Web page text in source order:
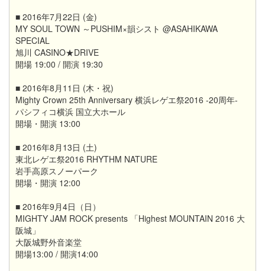
■ 2016年7月22日 (金)
MY SOUL TOWN ～PUSHIM×韻シスト @ASAHIKAWA
SPECIAL
旭川 CASINO★DRIVE
開場 19:00 / 開演 19:30
■ 2016年8月11日 (木・祝)
Mighty Crown 25th Anniversary 横浜レゲエ祭2016 -20周年-
パシフィコ横浜 国立大ホール
開場・開演 13:00
■ 2016年8月13日 (土)
東北レゲエ祭2016 RHYTHM NATURE
岩手高原スノーパーク
開場・開演 12:00
■ 2016年9月4日（日）
MIGHTY JAM ROCK presents 「Highest MOUNTAIN 2016 大
阪城」
大阪城野外音楽堂
開場13:00 / 開演14:00